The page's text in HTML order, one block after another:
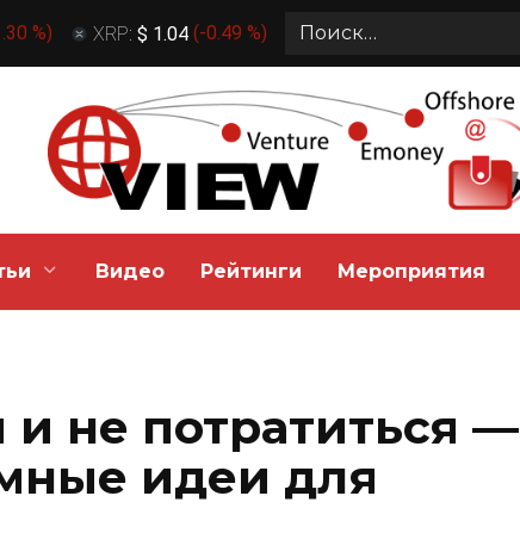
%) XRP: $ 1.04 (-0.49 %)
Search
Видео Рейтинги Мероприятия
и не потратиться —
идеи для